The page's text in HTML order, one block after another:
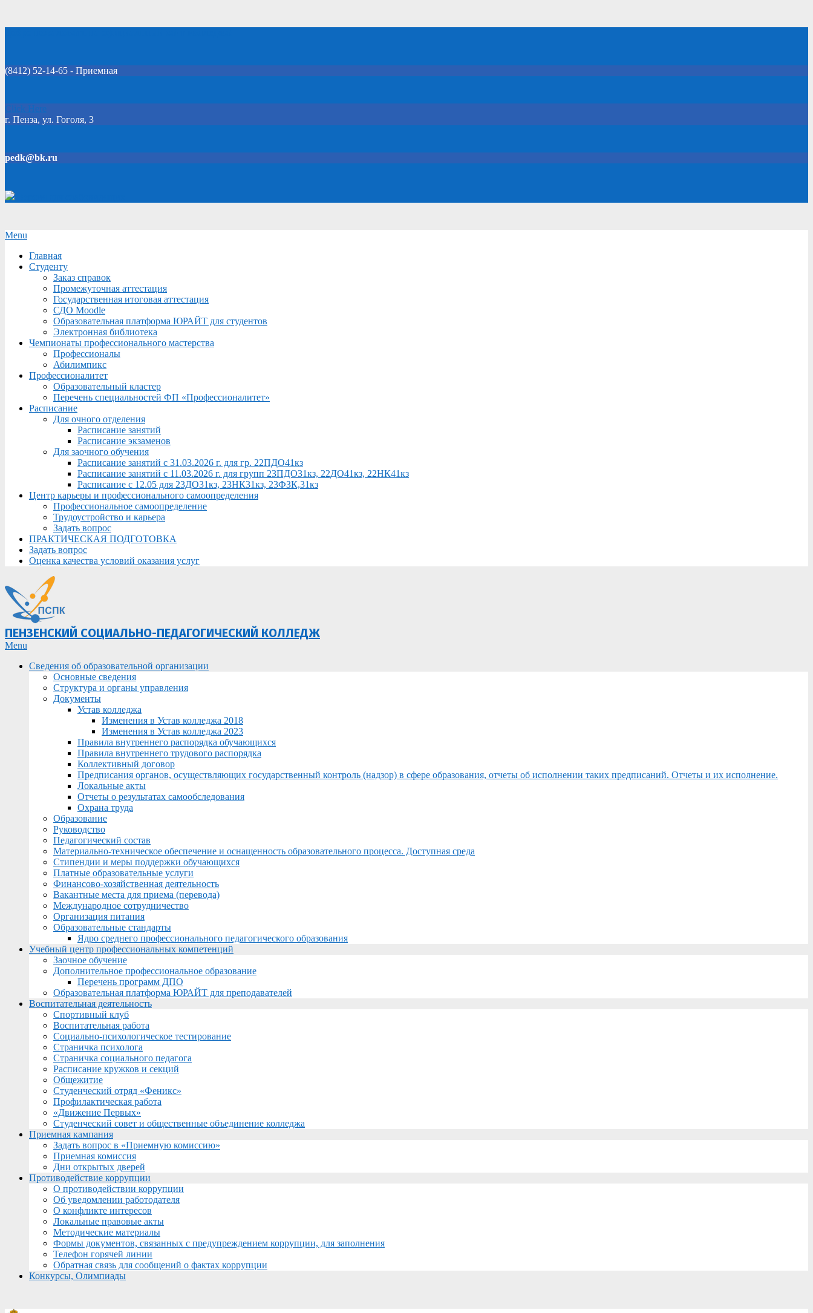
(8412) 52-14-65 - Приемная
Click Here
г. Пенза, ул. Гоголя, 3
pedk@bk.ru
Secondary
Menu
Menu
Главная
Студенту
Заказ справок
Промежуточная аттестация
Государственная итоговая аттестация
СДО Moodle
Образовательная платформа ЮРАЙТ для студентов
Электронная библиотека
Чемпионаты профессионального мастерства
Профессионалы
Абилимпикс
Профессионалитет
Образовательный кластер
Перечень специальностей ФП «Профессионалитет»
Расписание
Для очного отделения
Расписание занятий
Расписание экзаменов
Для заочного обучения
Расписание занятий с 31.03.2026 г. для гр. 22ПДО41кз
Расписание занятий с 11.03.2026 г. для групп 23ПДО31кз, 22ДО41кз, 22НК41кз
Расписание с 12.05 для 23ДО31кз, 23НК31кз, 23ФЗК,31кз
Центр карьеры и профессионального самоопределения
Профессиональное самоопределение
Трудоустройство и карьера
Задать вопрос
ПРАКТИЧЕСКАЯ ПОДГОТОВКА
Задать вопрос
Оценка качества условий оказания услуг
ПЕНЗЕНСКИЙ СОЦИАЛЬНО-ПЕДАГОГИЧЕСКИЙ КОЛЛЕДЖ
Primary
Menu
Menu
Сведения об образовательной организации
Основные сведения
Структура и органы управления
Документы
Устав колледжа
Изменения в Устав колледжа 2018
Изменения в Устав колледжа 2023
Правила внутреннего распорядка обучающихся
Правила внутреннего трудового распорядка
Коллективный договор
Предписания органов, осуществляющих государственный контроль (надзор) в сфере образования, отчеты об исполнении таких предписаний. Отчеты и их исполнение.
Локальные акты
Отчеты о результатах самообследования
Охрана труда
Образование
Руководство
Педагогический состав
Материально-техническое обеспечение и оснащенность образовательного процесса. Доступная среда
Стипендии и меры поддержки обучающихся
Платные образовательные услуги
Финансово-хозяйственная деятельность
Вакантные места для приема (перевода)
Международное сотрудничество
Организация питания
Образовательные стандарты
Ядро среднего профессионального педагогического образования
Учебный центр профессиональных компетенций
Заочное обучение
Дополнительное профессиональное образование
Перечень программ ДПО
Образовательная платформа ЮРАЙТ для преподавателей
Воспитательная деятельность
Спортивный клуб
Воспитательная работа
Социально-психологическое тестирование
Страничка психолога
Страничка социального педагога
Расписание кружков и секций
Общежитие
Студенческий отряд «Феникс»
Профилактическая работа
«Движение Первых»
Студенческий совет и общественные объединение колледжа
Приемная кампания
Задать вопрос в «Приемную комиссию»
Приемная комиссия
Дни открытых дверей
Противодействие коррупции
О противодействии коррупции
Об уведомлении работодателя
О конфликте интересов
Локальные правовые акты
Методические материалы
Формы документов, связанных с предупреждением коррупции, для заполнения
Телефон горячей линии
Обратная связь для сообщений о фактах коррупции
Конкурсы, Олимпиады